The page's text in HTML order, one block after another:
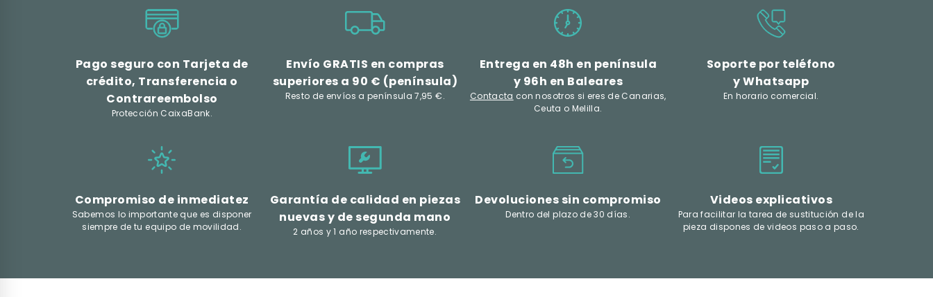
Pago seguro con Tarjeta de
crédito, Transferencia o
Contrareembolso
Protección CaixaBank.
Envío GRATIS en compras
superiores a 90 € (península)
Resto de envíos a península 7,95 €.
Entrega en 48h en península
y 96h en Baleares
Contacta con nosotros si eres de Canarias,
Ceuta o Melilla.
Soporte por teléfono
y Whatsapp
En horario comercial.
Compromiso de inmediatez
Sabemos lo importante que es disponer
siempre de tu equipo de movilidad.
Garantía de calidad en piezas
nuevas y de segunda mano
2 años y 1 año respectivamente.
Devoluciones sin compromiso
Dentro del plazo de 30 días.
Videos explicativos
Para facilitar la tarea de sustitución de la
pieza dispones de videos paso a paso.